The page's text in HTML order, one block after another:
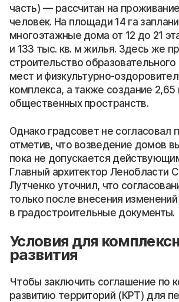
часть) — рассчитан на
человек. На площади 14 га
многоэтажные дома от 12 до 21
и 133 тыс. кв. м жилья. Здесь же
строительство
мест и физкультурно-
комплекса, а также создание 2,65
общественных пространств.
Однако градсовет не согласовал
отметив, что возведение домов
пока не допускается
Главный архитектор Ленобласти
Лутченко уточнил, что
только после внесения изменений
в градостроительные документы.
Условия для
развития
Чтобы заключить соглашение по
развитию территорий (КРТ) для